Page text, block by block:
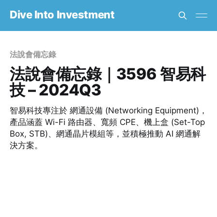
Dive Into Investment
法說會備忘錄
法說會備忘錄｜3596 智易科
技 – 2024Q3
智易科技專注於 網通設備 (Networking Equipment)，
產品涵蓋 Wi-Fi 路由器、寬頻 CPE、機上盒 (Set-Top
Box, STB)、網通晶片模組等，並積極推動 AI 網通解
決方案。